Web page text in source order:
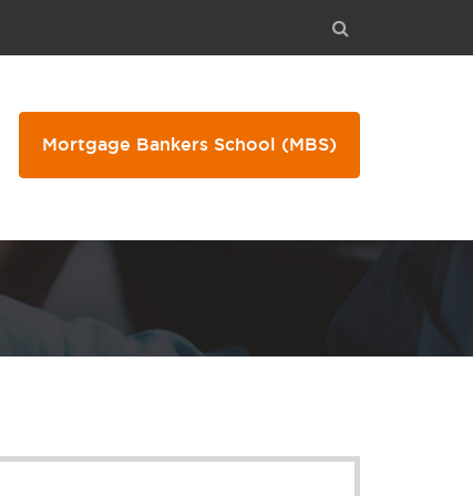
Mortgage Bankers School (MBS)